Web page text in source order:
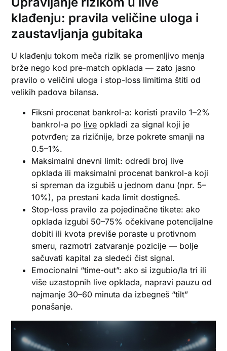
klađenju: pravila veličine uloga i
zaustavljanja gubitaka
U klađenju tokom meča rizik se promenljivo menja
brže nego kod pre-match opklada — zato jasno
pravilo o veličini uloga i stop-loss limitima štiti od
velikih padova bilansa.
Fiksni procenat bankrol-a: koristi pravilo 1–2%
bankrol-a po live opkladi za signal koji je
potvrđen; za rizičnije, brze pokrete smanji na
0.5–1%.
Maksimalni dnevni limit: odredi broj live
opklada ili maksimalni procenat bankrol-a koji
si spreman da izgubiš u jednom danu (npr. 5–
10%), pa prestani kada limit dostigneš.
Stop-loss pravilo za pojedinačne tikete: ako
opklada izgubi 50–75% očekivane potencijalne
dobiti ili kvota previše poraste u protivnom
smeru, razmotri zatvaranje pozicije — bolje
sačuvati kapital za sledeći čist signal.
Emocionalni “time-out”: ako si izgubio/la tri ili
više uzastopnih live opklada, napravi pauzu od
najmanje 30–60 minuta da izbegneš “tilt”
ponašanje.